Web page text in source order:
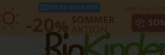
Nur für kurze Zeit!